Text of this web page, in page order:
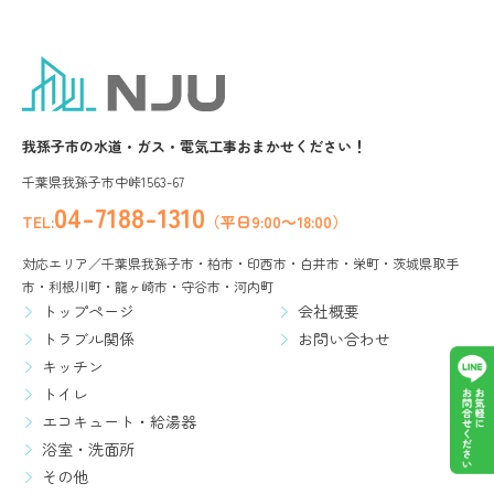
我孫子市の水道・ガス・電気工事おまかせください！
千葉県我孫子市中峠1563-67
TEL:04-7188-1310 （平日9:00～18:00）
対応エリア／千葉県我孫子市・柏市・印西市・白井市・栄町・茨城県取手
市・利根川町・龍ヶ崎市・守谷市・河内町
トップページ
トラブル関係
キッチン
トイレ
エコキュート・給湯器
浴室・洗面所
その他
会社概要
お問い合わせ